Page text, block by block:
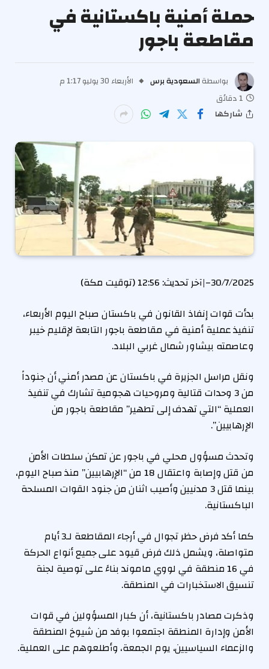
حملة أمنية باكستانية في
مقاطعة باجور
بواسطة السعودية برس
الأربعاء 30 يوليو 1:17 م
1 دقائق
شاركها
30/7/2025
–
|آخر تحديث: 12:56 (توقيت مكة)
بدأت قوات إنفاذ القانون في باكستان صباح اليوم الأربعاء،
تنفيذ عملية أمنية في مقاطعة باجور التابعة لإقليم خيبر
وعاصمته بيشاور شمال غربي البلاد.
ونقل مراسل الجزيرة في باكستان عن مصدر أمني أن جنوداً
من 3 وحدات قتالية ومروحيات هجومية تشارك في تنفيذ
العملية “التي تهدف إلى تطهير” مقاطعة باجور من
الإرهابيين”.
وتحدث مسؤول محلي في باجور عن تمكن سلطات الأمن
من قتل وإصابة واعتقال 18 من “الإرهابيين” منذ صباح اليوم،
بينما قتل 3 مدنيين وأصيب اثنان من جنود القوات المسلحة
الباكستانية.
كما أكد فرض حظر تجوال في أرجاء المقاطعة لـ3 أيام
متواصلة، ويشمل ذلك فرض قيود على جميع أنواع الحركة
في 16 منطقة في لووي ماموند بناءً على توصية لجنة
تنسيق الاستخبارات في المنطقة.
وذكرت مصادر باكستانية، أن كبار المسؤولين في قوات
الأمن وإدارة المنطقة اجتمعوا بوفد من شيوخ المنطقة
والزعماء السياسيين، يوم الجمعة، وأطلعوهم على العملية.